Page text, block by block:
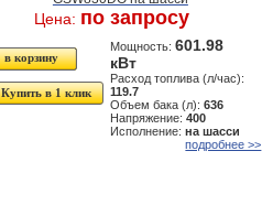
Цена: по запросу
Купить в 1 клик
Мощность:601.98
кВт
Расход топлива (л/час):
119.7
Объем бака (л):636
Напряжение:400
Исполнение:на шасси
подробнее >>